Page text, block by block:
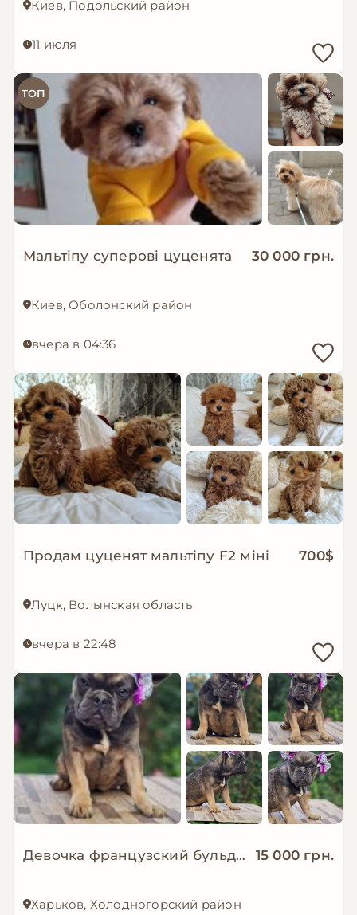
Киев, Подольский район
11 июля
ТОП
Мальтіпу суперові цуценята 30 000 грн.
Киев, Оболонский район
вчера в 04:36
Продам цуценят мальтіпу F2 міні 700$
Луцк, Волынская область
вчера в 22:48
Девочка французский бульдог 15 000 грн.
Харьков, Холодногорский район